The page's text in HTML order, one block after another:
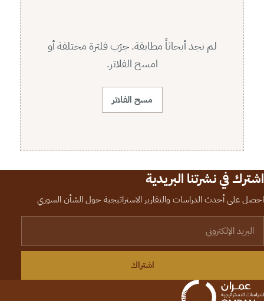
لم نجد أبحاثاً مطابقة. جرّب فلترة مختلفة أو
امسح الفلاتر.
مسح الفلاتر
اشترك في نشرتنا البريدية
احصل على أحدث الدراسات والتقارير الاستراتيجية حول الشأن السوري
اشتراك